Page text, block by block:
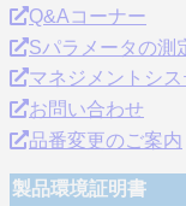
Q&Aコーナー
Sパラメータの測
マネジメントシ
お問い合わせ
品番変更のご案内
製品環境証明書